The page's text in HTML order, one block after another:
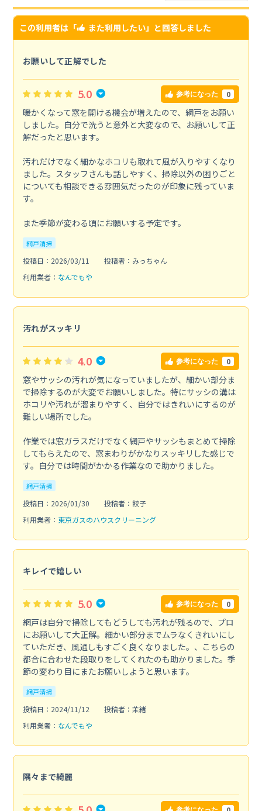
この利用者は「 また利用したい」と回答しました
お願いして正解でした
5.0 参考になった 0
暖かくなって窓を開ける機会が増えたので、網戸をお願い
しました。自分で洗うと意外と大変なので、お願いして正
解だったと思います。
汚れだけでなく細かなホコリも取れて風が入りやすくなり
ました。スタッフさんも話しやすく、掃除以外の困りごと
についても相談できる雰囲気だったのが印象に残っていま
す。
また季節が変わる頃にお願いする予定です。
網戸清掃
投稿日：2026/03/11
投稿者：みっちゃん
利用業者： なんでもや
汚れがスッキリ
4.0 参考になった 0
窓やサッシの汚れが気になっていましたが、細かい部分ま
で掃除するのが大変でお願いしました。特にサッシの溝は
ホコリや汚れが溜まりやすく、自分ではきれいにするのが
難しい場所でした。
作業では窓ガラスだけでなく網戸やサッシもまとめて掃除
してもらえたので、窓まわりがかなりスッキリした感じで
す。自分では時間がかかる作業なので助かりました。
網戸清掃
投稿日：2026/01/30
投稿者：餃子
利用業者： 東京ガスのハウスクリーニング
キレイで嬉しい
5.0 参考になった 0
網戸は自分で掃除してもどうしても汚れが残るので、プロ
にお願いして大正解。細かい部分までムラなくきれいにし
ていただき、風通しもすごく良くなりました。、こちらの
都合に合わせた段取りをしてくれたのも助かりました。季
節の変わり目にまたお願いしようと思います。
網戸清掃
投稿日：2024/11/12
投稿者：茉緒
利用業者： なんでもや
隅々まで綺麗